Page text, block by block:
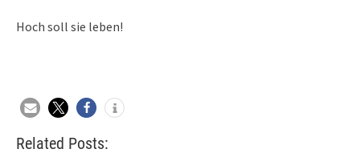
Hoch soll sie leben!
Related Posts: